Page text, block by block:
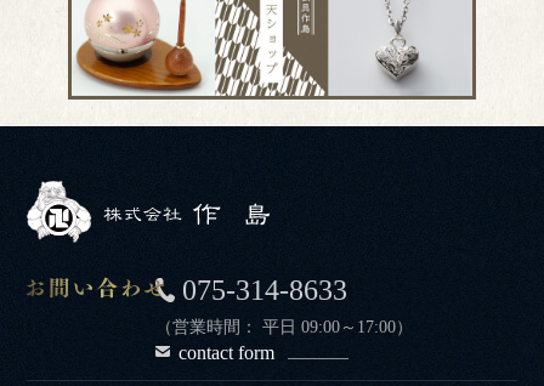
075-314-8633
（営業時間： 平日 09:00～17:00）
contact form